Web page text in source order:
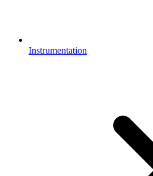
Instrumentation